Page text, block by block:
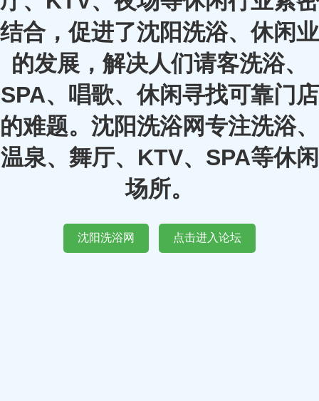
结合，促进了沈阳洗浴、休闲业
的发展，解决人们请客洗浴、
SPA、唱歌、休闲寻找可靠门店
的难题。沈阳洗浴网专注洗浴、
温泉、舞厅、KTV、SPA等休闲
场所。
沈阳洗浴网 点击进入论坛